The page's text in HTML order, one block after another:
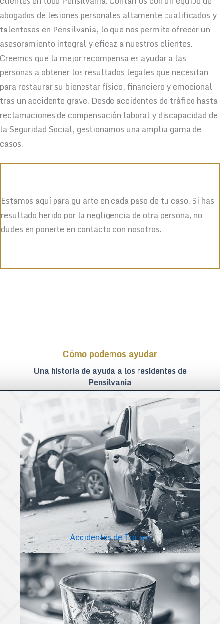
abogados de lesiones personales altamente cualificados y
talentosos en Pensilvania, lo que nos permite ofrecer un
asesoramiento integral y eficaz a nuestros clientes.
Creemos que la mejor recompensa es ayudar a las
personas a obtener los resultados legales que necesitan
para restaurar su bienestar físico, financiero y emocional
tras un accidente grave. Desde accidentes de tráfico hasta
reclamaciones de compensación laboral y discapacidad de
la Seguridad Social, gestionamos una amplia gama de
casos.
Estamos aquí para guiarte en cada paso de tu caso. Si has
resultado herido por la negligencia de otra persona, no
dudes en ponerte en contacto con nosotros.
Cómo podemos ayudar
Una historia de ayuda a los residentes de
Pensilvania
Accidentes de Tráfico